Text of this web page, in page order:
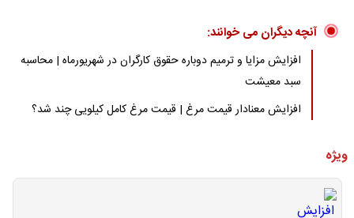
آنچه دیگران می خوانند:
افزایش مزایا و ترمیم دوباره حقوق کارگران در شهریورماه | محاسبه
سبد معیشت
افزایش معنادار قیمت مرغ | قیمت مرغ کامل کیلویی چند شد؟
ویژه